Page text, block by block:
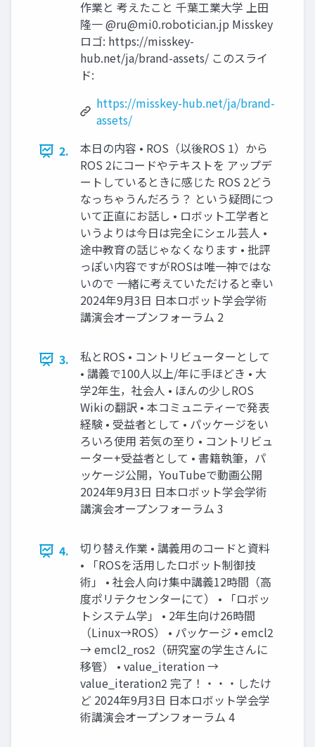
作業と 考えたこと 千葉工業大学 上田
隆一 @ru@mi0.robotician.jp Misskey
ロゴ: https://misskey-
hub.net/ja/brand-assets/ このスライ
ド:
https://misskey-hub.net/ja/brand-
assets/
2.
本日の内容 • ROS（以後ROS 1）から
ROS 2にコードやテキストを アップデ
ートしているときに感じた ROS 2どう
なっちゃうんだろう？ という疑問につ
いて正直にお話し • ロボット工学者と
いうよりは今日は完全にシェル芸人 •
途中教育の話じゃなくなります • 批評
っぽい内容ですがROSは唯一神ではな
いので 一緒に考えていただけると幸い
2024年9月3日 日本ロボット学会学術
講演会オープンフォーラム 2
3.
私とROS • コントリビューターとして
• 講義で100人以上/年に手ほどき • 大
学2年生，社会人 • ほんの少しROS
Wikiの翻訳 • 本コミュニティーで発表
経験 • 受益者として • パッケージをい
ろいろ使用 若気の至り • コントリビュ
ーター+受益者として • 書籍執筆，パ
ッケージ公開，YouTubeで動画公開
2024年9月3日 日本ロボット学会学術
講演会オープンフォーラム 3
4.
切り替え作業 • 講義用のコードと資料
• 「ROSを活用したロボット制御技
術」 • 社会人向け集中講義12時間（高
度ポリテクセンターにて） • 「ロボッ
トシステム学」 • 2年生向け26時間
（Linux→ROS） • パッケージ • emcl2
→ emcl2_ros2（研究室の学生さんに
移管） • value_iteration →
value_iteration2 完了！・・・したけ
ど 2024年9月3日 日本ロボット学会学
術講演会オープンフォーラム 4